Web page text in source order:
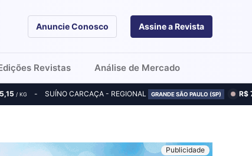
Anuncie Conosco Assine a Revista
Revistas Análise de Mercado
/ KG SUÍNO CARCAÇA - REGIONAL GRANDE SÃO PAULO (SP) R$